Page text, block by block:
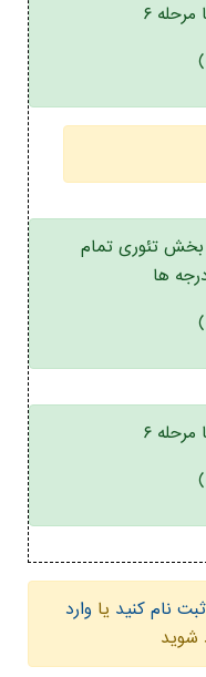
۶
بخش تئوری تمام
ها
۶
ثبت نام کنید یا وارد
شوید